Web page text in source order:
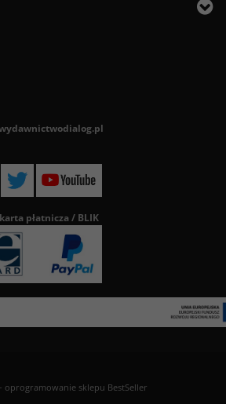
płatnicza / BLIK
oprogramowanie sklepu BestSeller